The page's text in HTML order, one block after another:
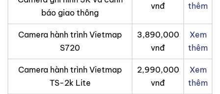
báo giao thông
vnđ
thêm
Camera hành trình Vietmap
S720
3,890,000
vnđ
Xem
thêm
Camera hành trình Vietmap
TS-2k Lite
2,990,000
vnđ
Xem
thêm